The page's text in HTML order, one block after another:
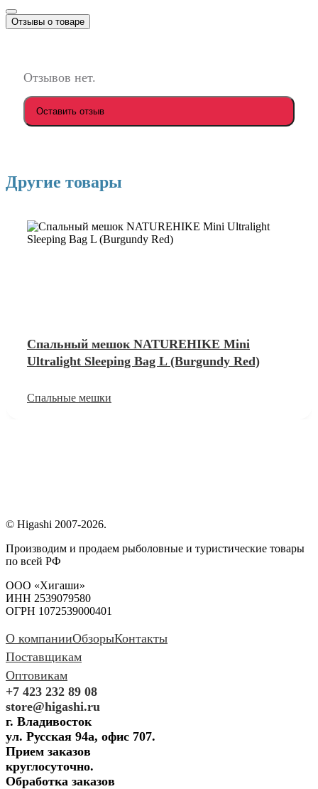
Отзывы о товаре
Отзывов нет.
Оставить отзыв
Другие товары
Спальный мешок NATUREHIKE Mini
Ultralight Sleeping Bag L (Burgundy Red)
Спальные мешки
© Higashi 2007-2026.
Производим и продаем рыболовные и туристические товары
по всей РФ
ООО «Хигаши»
ИНН 2539079580
ОГРН 1072539000401
О компанииОбзорыКонтакты
Поставщикам
Оптовикам
+7 423 232 89 08
store@higashi.ru
г. Владивосток
ул. Русская 94а, офис 707.
Прием заказов
круглосуточно.
Обработка заказов